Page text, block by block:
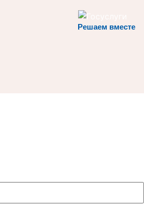
Решаем вместе